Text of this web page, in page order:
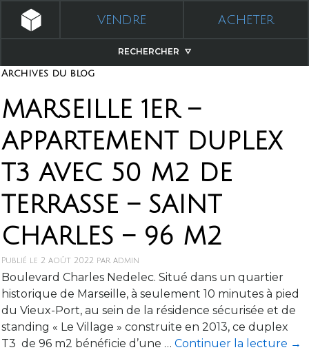
VENDRE ACHETER
RECHERCHER
Archives du blog
MARSEILLE 1ER –
APPARTEMENT DUPLEX
T3 AVEC 50 M2 DE
TERRASSE – SAINT
CHARLES – 96 M2
Publié le 2 août 2022 par admin
Boulevard Charles Nedelec. Situé dans un quartier
historique de Marseille, à seulement 10 minutes à pied
du Vieux-Port, au sein de la résidence sécurisée et de
standing « Le Village » construite en 2013, ce duplex
T3 de 96 m2 bénéficie d’une … Continuer la lecture →